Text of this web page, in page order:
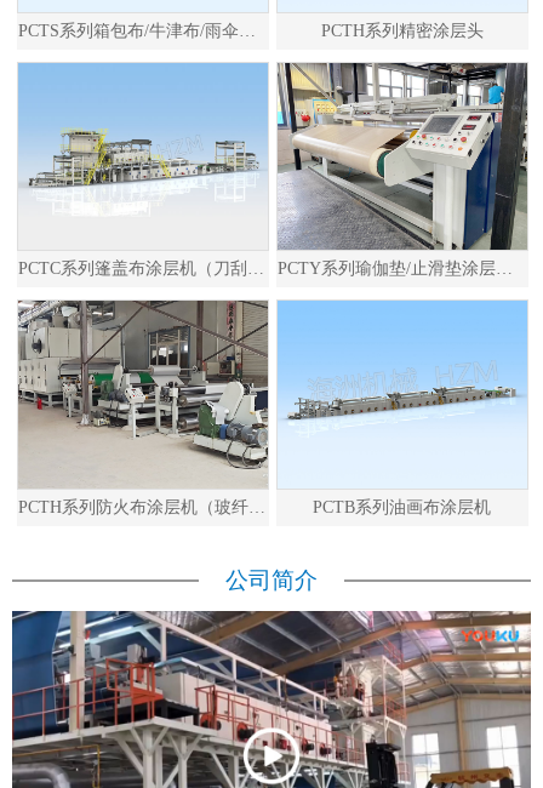
PCTS系列箱包布/牛津布/雨伞布涂层机 PCTH系列精密涂层头
PCTC系列篷盖布涂层机（刀刮布） PCTY系列瑜伽垫/止滑垫涂层发泡生产线
PCTB系列油画布涂层机
公司简介